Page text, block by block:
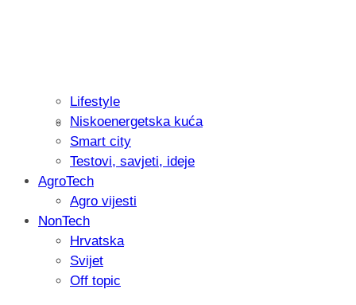
Isprobali smo: Thermostar
Lifestyle
Niskoenergetska kuća
Smart city
Testovi, savjeti, ideje
AgroTech
Agro vijesti
NonTech
Hrvatska
Svijet
Off topic